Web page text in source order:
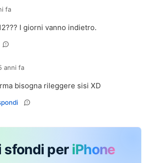
fa
I giorni vanno indietro.
anni fa
sfondi per iPhone